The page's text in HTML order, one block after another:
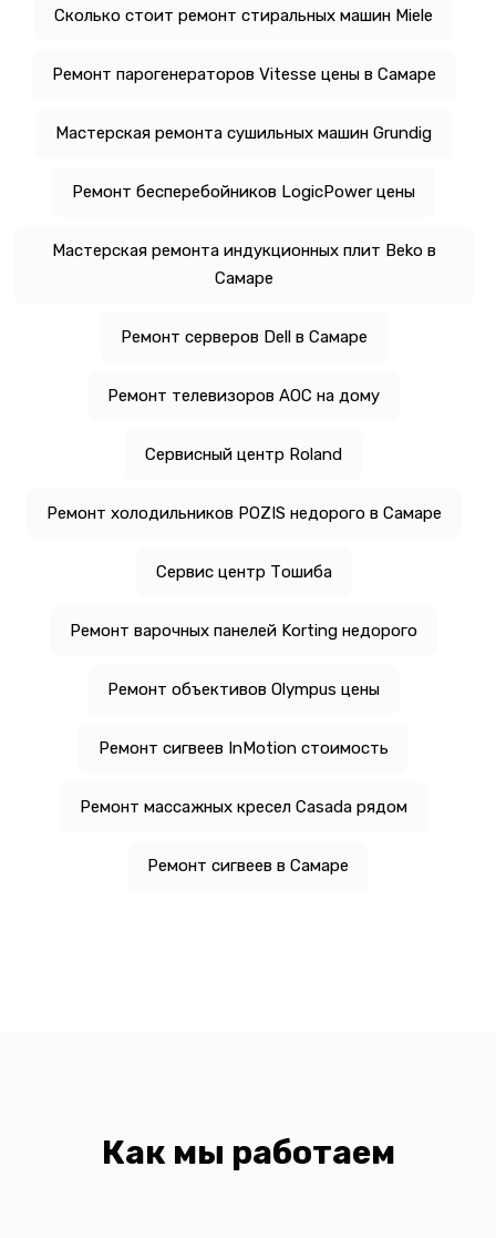
Сколько стоит ремонт стиральных машин Miele
Ремонт парогенераторов Vitesse цены в Самаре
Мастерская ремонта сушильных машин Grundig
Ремонт бесперебойников LogicPower цены
Мастерская ремонта индукционных плит Beko в
Самаре
Ремонт серверов Dell в Самаре
Ремонт телевизоров AOC на дому
Сервисный центр Roland
Ремонт холодильников POZIS недорого в Самаре
Сервис центр Тошиба
Ремонт варочных панелей Korting недорого
Ремонт объективов Olympus цены
Ремонт сигвеев InMotion стоимость
Ремонт массажных кресел Casada рядом
Ремонт сигвеев в Самаре
Как мы работаем